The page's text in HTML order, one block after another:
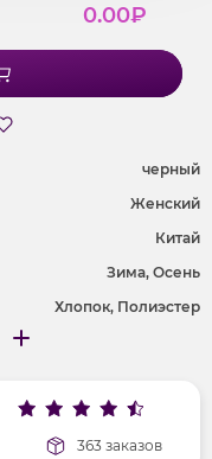
0.00₽
черный
Женский
Китай
Зима, Осень
Хлопок, Полиэстер
трикотажный
363 заказов